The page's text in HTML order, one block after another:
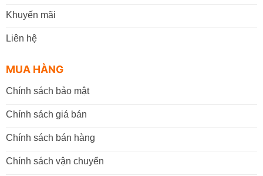
Khuyến mãi
Liên hệ
MUA HÀNG
Chính sách bảo mật
Chính sách giá bán
Chính sách bán hàng
Chính sách vận chuyển